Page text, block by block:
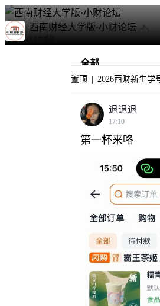
西南财经大学版·小财论坛
全部
新生
柳林
情感
校友
二手
美食
置顶
退退退
17:10
第一杯来咯